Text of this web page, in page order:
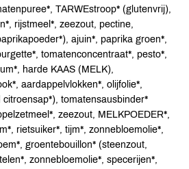
TARWEstroop* (glutenvrij),
rijstmeel*, zeezout, pectine,
ajuin*, paprika groen*,
tomatenconcentraat*, pesto*,
harde KAAS (MELK),
aardappelvlokken*, olijfolie*,
tomatensausbinder*
zeezout, MELKPOEDER*,
rietsuiker*, tijm*, zonnebloemolie*,
groentebouillon* (steenzout,
zonnebloemolie*, specerijen*,